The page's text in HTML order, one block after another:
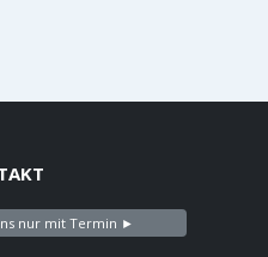
nur mit Termin ►